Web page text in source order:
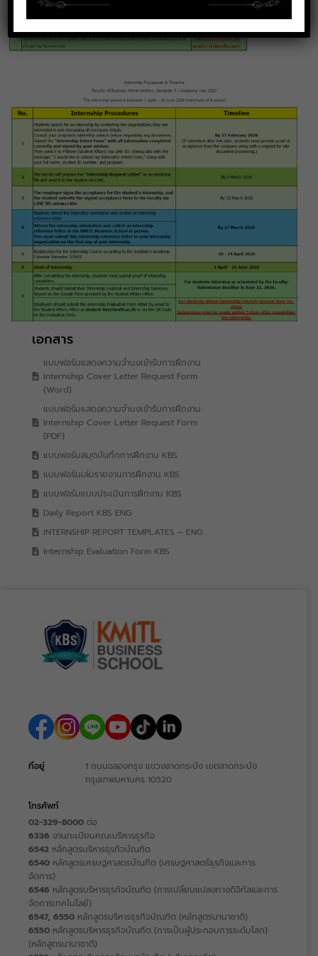
เอกสาร
แบบฟอร์มแสดงความจำนงเข้ารับการฝึกงาน
Internship Cover Letter Request Form
(Word)
แบบฟอร์มแสดงความจำนงเข้ารับการฝึกงาน
Internship Cover Letter Request Form
(PDF)
แบบฟอร์มสมุดบันทึกการฝึกงาน KBS
แบบฟอร์มเล่มรายงานการฝึกงาน KBS
แบบฟอร์มแบบประเมินการฝึกงาน KBS
Daily Report KBS ENG
INTERNSHIP REPORT TEMPLATES – ENG
Internship Evaluation Form KBS
ที่อยู่
1 ถนนฉลองกรุง แขวงลาดกระบัง เขตลาดกระบัง
กรุงเทพมหานคร 10520
โทรศัพท์
02-329-8000 ต่อ
6336 งานทะเบียนคณะบริหารธุรกิจ
6542 หลักสูตรบริหารธุรกิจบัณฑิต
6540 หลักสูตรเศรษฐศาสตรบัณฑิต (เศรษฐศาสตร์ธุรกิจและการ
จัดการ)
6546 หลักสูตรบริหารธุรกิจบัณฑิต (การเปลี่ยนแปลงทางดิจิทัลและการ
จัดการเทคโนโลยี)
6547, 6550 หลักสูตรบริหารธุรกิจบัณฑิต (หลักสูตรนานาชาติ)
6550 หลักสูตรบริหารธุรกิจบัณฑิต (การเป็นผู้ประกอบการระดับโลก)
(หลักสูตรนานาชาติ)